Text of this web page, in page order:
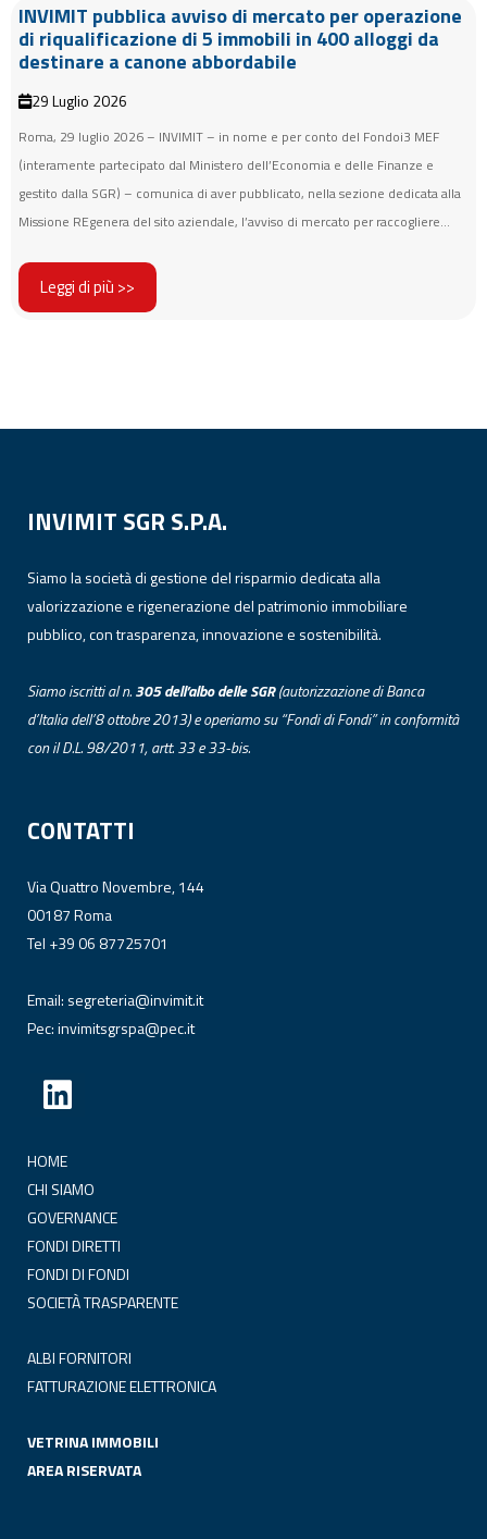
INVIMIT pubblica avviso di mercato per operazione
di riqualificazione di 5 immobili in 400 alloggi da
destinare a canone abbordabile
29 Luglio 2026
Roma, 29 luglio 2026 – INVIMIT – in nome e per conto del Fondoi3 MEF
(interamente partecipato dal Ministero dell’Economia e delle Finanze e
gestito dalla SGR) – comunica di aver pubblicato, nella sezione dedicata alla
Missione REgenera del sito aziendale, l’avviso di mercato per raccogliere...
Leggi di più >>
INVIMIT SGR S.P.A.
Siamo la società di gestione del risparmio dedicata alla
valorizzazione e rigenerazione del patrimonio immobiliare
pubblico, con trasparenza, innovazione e sostenibilità.
Siamo iscritti al n.305 dell’albodelleSGR(autorizzazione di Banca
d’Italia dell’8 ottobre 2013) e operiamo su “Fondi di Fondi” in conformità
con il D.L. 98/2011, artt. 33 e 33-bis.
CONTATTI
Via Quattro Novembre, 144
00187 Roma
Tel +39 06 87725701
Email: segreteria@invimit.it
Pec:invimitsgrspa@pec.it
HOME
CHI SIAMO
GOVERNANCE
FONDI DIRETTI
FONDI DI FONDI
SOCIETÀ TRASPARENTE
ALBI FORNITORI
FATTURAZIONE ELETTRONICA
VETRINA IMMOBILI
AREA RISERVATA